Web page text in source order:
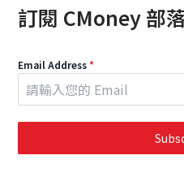
訂閱 CMoney 部
Email Address*